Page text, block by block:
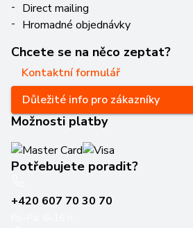
Direct mailing
Hromadné objednávky
Chcete se na něco zeptat?
Kontaktní formulář
Důležité info pro zákazníky
Možnosti platby
Potřebujete poradit?
+420 607 70 30 70